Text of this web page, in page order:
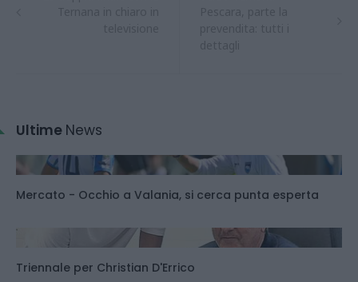
Ultime News
Mercato - Occhio a Valania, si cerca punta esperta
Triennale per Christian D'Errico